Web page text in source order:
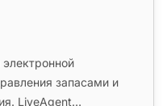
запасами и
LiveAgent